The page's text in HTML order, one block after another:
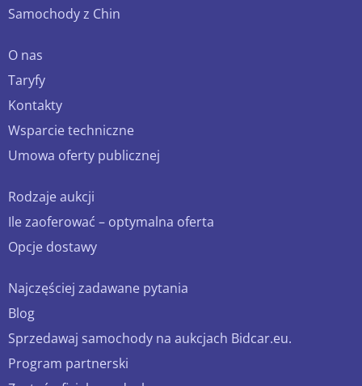
Samochody z Chin
O nas
Taryfy
Kontakty
Wsparcie techniczne
Umowa oferty publicznej
Rodzaje aukcji
Ile zaoferować – optymalna oferta
Opcje dostawy
Najczęściej zadawane pytania
Blog
Sprzedawaj samochody na aukcjach Bidcar.eu.
Program partnerski